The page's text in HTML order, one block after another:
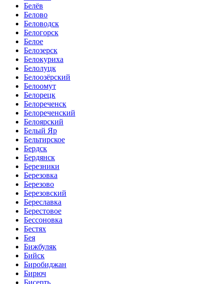
Белёв
Белово
Беловодск
Белогорск
Белое
Белозерск
Белокуриха
Белолуцк
Белоозёрский
Белоомут
Белорецк
Белореченск
Белореченский
Белоярский
Белый Яр
Бельтирское
Бердск
Бердянск
Березники
Березовка
Березово
Березовский
Береславка
Берестовое
Бессоновка
Бестях
Бея
Бижбуляк
Бийск
Биробиджан
Бирюч
Бисерть